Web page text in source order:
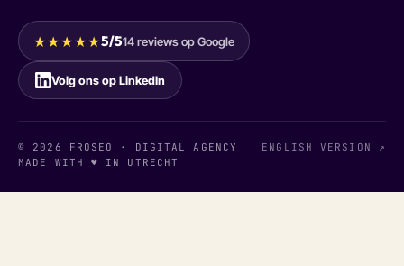
★★★★★5/514 reviews op Google
Volg ons op LinkedIn
© 2026 FROSEO · DIGITAL AGENCY
ENGLISH VERSION ↗
MADE WITH ♥ IN UTRECHT